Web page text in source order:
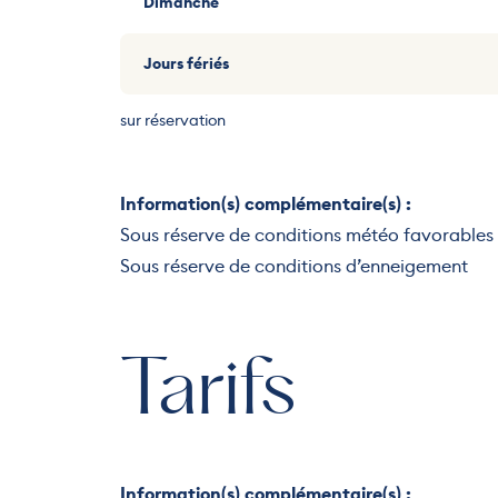
Jours fériés
sur réservation
Information(s) complémentaire(s) :
Sous réserve de conditions météo favorables
Sous réserve de conditions d’enneigement
Tarifs